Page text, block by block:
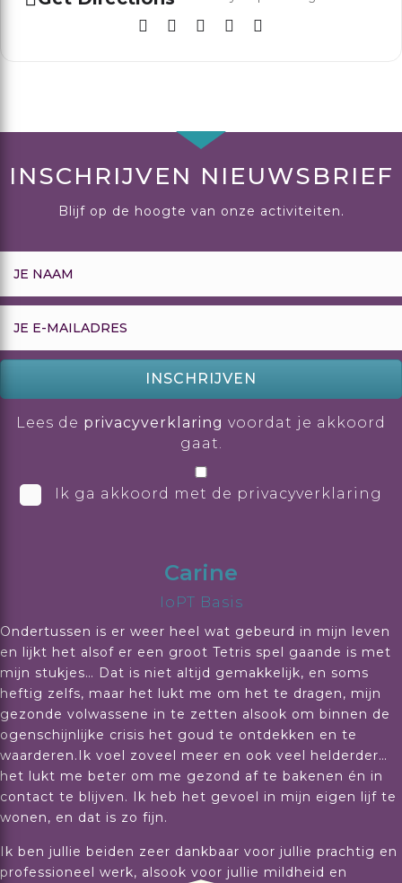
INSCHRIJVEN NIEUWSBRIEF
Blijf op de hoogte van onze activiteiten.
INSCHRIJVEN
Lees de privacyverklaring voordat je akkoord
gaat.
Ik ga akkoord met de privacyverklaring
Carine
IoPT Basis
Ondertussen is er weer heel wat gebeurd in mijn leven
en lijkt het alsof er een groot Tetris spel gaande is met
mijn stukjes… Dat is niet altijd gemakkelijk, en soms
heftig zelfs, maar het lukt me om het te dragen, mijn
gezonde volwassene in te zetten alsook om binnen de
ogenschijnlijke crisis het goud te ontdekken en te
waarderen.Ik voel zoveel meer en ook veel helderder…
het lukt me beter om me gezond af te bakenen én in
contact te blijven. Ik heb het gevoel in mijn eigen lijf te
wonen, en dat is zo fijn.
Ik ben jullie beiden zeer dankbaar voor jullie prachtig en
professioneel werk, alsook voor jullie mildheid en